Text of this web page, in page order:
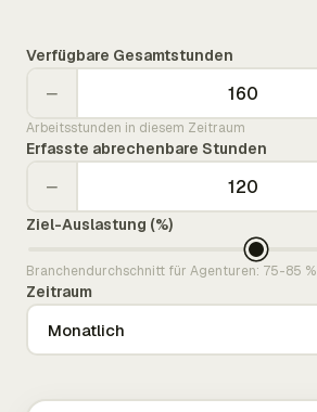
Verfügbare Gesamtstunden
−
Arbeitsstunden in diesem Zeitraum
Erfasste abrechenbare Stunden
−
Ziel-Auslastung (%)
Branchendurchschnitt für Agenturen: 75-85 %
Zeitraum